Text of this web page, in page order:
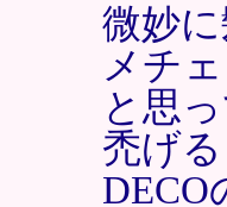
微妙
メチ
と思
禿げ